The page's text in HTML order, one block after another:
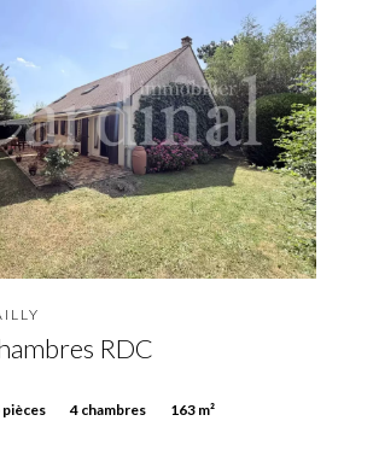
RDC
pièces 4 chambres 163 m²